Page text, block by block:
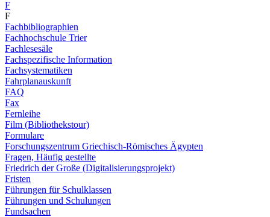
F
F
Fachbibliographien
Fachhochschule Trier
Fachlesesäle
Fachspezifische Information
Fachsystematiken
Fahrplanauskunft
FAQ
Fax
Fernleihe
Film (Bibliothekstour)
Formulare
Forschungszentrum Griechisch-Römisches Ägypten
Fragen, Häufig gestellte
Friedrich der Große (Digitalisierungsprojekt)
Fristen
Führungen für Schulklassen
Führungen und Schulungen
Fundsachen